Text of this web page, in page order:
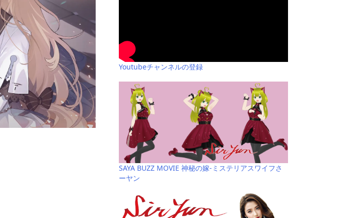
Youtubeチャンネルの登録
SAYA BUZZ MOVIE 神秘の嫁-ミステリアスワイフさ
ーヤン